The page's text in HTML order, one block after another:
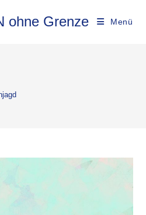
ohne Grenze Menü